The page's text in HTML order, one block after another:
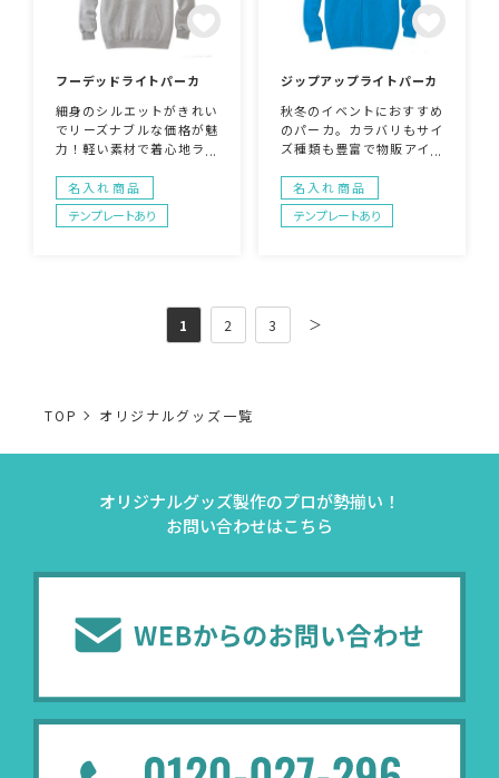
フーデッドライトパーカ
細身のシルエットがきれい
でリーズナブルな価格が魅
力！軽い素材で着心地ライ
名入れ商品
テンプレートあり
ジップアップライトパーカ
秋冬のイベントにおすすめ
のパーカ。カラバリもサイ
ズ種類も豊富で物販アイテ
のセット買いも期待できま
す。
名入れ商品
テンプレートあり
1 2 3 ＞
TOP オリジナルグッズ一覧
オリジナルグッズ製作のプロが勢揃い！
お問い合わせはこちら